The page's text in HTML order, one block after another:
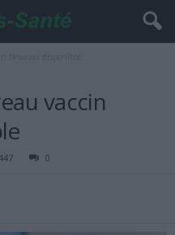
vaccin
0